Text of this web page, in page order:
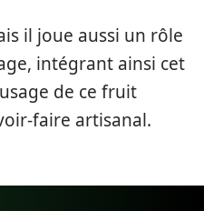
il joue aussi un rôle
intégrant ainsi cet
de ce fruit
faire artisanal.